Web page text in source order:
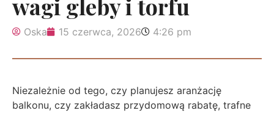
wagi gleby i torfu
Oska 15 czerwca, 2026 4:26 pm
Niezależnie od tego, czy planujesz aranżację
balkonu, czy zakładasz przydomową rabatę, trafne